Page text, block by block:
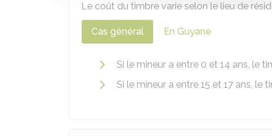
Le coût du timbre varie selon le lieu de
Cas général En Guyane
Si le mineur a entre 0 et 14 ans, le
Si le mineur a entre 15 et 17 ans, le